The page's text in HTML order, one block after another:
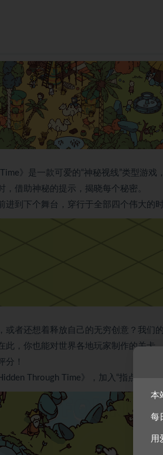
Time》是一款可爱的“神秘视线”类型游
，借助神秘的提示，揭晓每个秘密。
进到下个舞台，穿行于全部四个伟大的时
或者还想着释放自己的无穷创意？我们
此，你也能对世界各地玩家制作的关卡
分！
Through Time》，加入“指点小子”
本
每
用